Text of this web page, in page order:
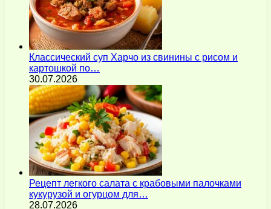
Классический суп Харчо из свинины с рисом и
картошкой по…
30.07.2026
Рецепт легкого салата с крабовыми палочками
кукурузой и огурцом для…
28.07.2026